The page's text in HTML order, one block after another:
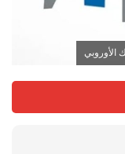
الأوروبي